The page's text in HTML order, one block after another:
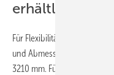
erhältlich
Für Flexibilität in der
und Abmessungen von
3210 mm. Für